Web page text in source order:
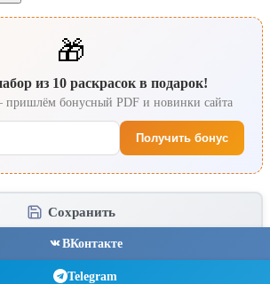
🎁
из 10 раскрасок в подарок!
пришлём бонусный PDF и новинки сайта
Получить бонус
Сохранить
ВКонтакте
Telegram